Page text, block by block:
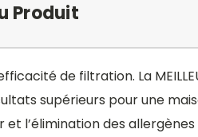
Produit
de filtration. La
supérieurs pour une
et l’élimination des